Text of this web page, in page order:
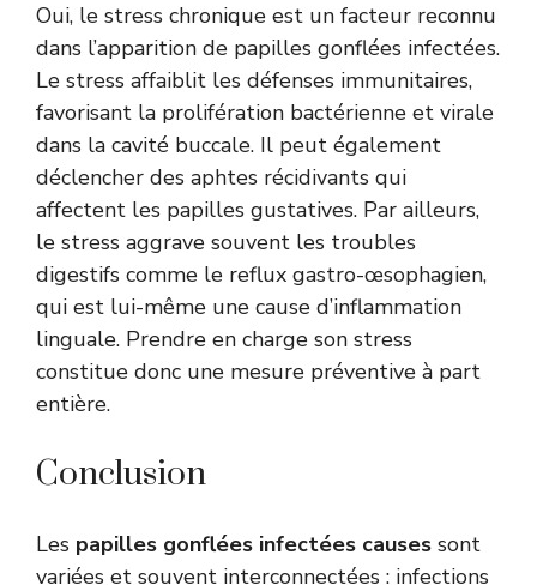
Oui, le stress chronique est un facteur reconnu
dans l’apparition de papilles gonflées infectées.
Le stress affaiblit les défenses immunitaires,
favorisant la prolifération bactérienne et virale
dans la cavité buccale. Il peut également
déclencher des aphtes récidivants qui
affectent les papilles gustatives. Par ailleurs,
le stress aggrave souvent les troubles
digestifs comme le reflux gastro-œsophagien,
qui est lui-même une cause d’inflammation
linguale. Prendre en charge son stress
constitue donc une mesure préventive à part
entière.
Conclusion
Les papilles gonflées infectées causes sont
variées et souvent interconnectées : infections